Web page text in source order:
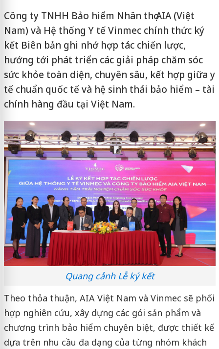
Công ty TNHH Bảo hiểm Nhân thọ AIA (Việt
Nam) và Hệ thống Y tế Vinmec chính thức ký
kết Biên bản ghi nhớ hợp tác chiến lược,
hướng tới phát triển các giải pháp chăm sóc
sức khỏe toàn diện, chuyên sâu, kết hợp giữa y
tế chuẩn quốc tế và hệ sinh thái bảo hiểm – tài
chính hàng đầu tại Việt Nam.
Quang cảnh Lễ ký kết
Theo thỏa thuận, AIA Việt Nam và Vinmec sẽ phối
hợp nghiên cứu, xây dựng các gói sản phẩm và
chương trình bảo hiểm chuyên biệt, được thiết kế
dựa trên nhu cầu đa dạng của từng nhóm khách